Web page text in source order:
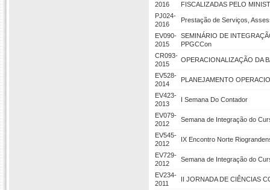
2016
FISCALIZADAS PELO
PJ024-
2016
Prestação de Serviços,
EV090-
2015
SEMINÁRIO DE
PPGCCon
CR093-
2015
OPERACIONALIZAÇÃO DA
EV528-
2014
PLANEJAMENTO
EV423-
2013
I Semana Do Contador
EV079-
2012
Semana de Integração do
EV545-
2012
IX Encontro Norte
EV729-
2012
Semana de Integração do
EV234-
2011
II JORNADA DE CIÊNCIAS